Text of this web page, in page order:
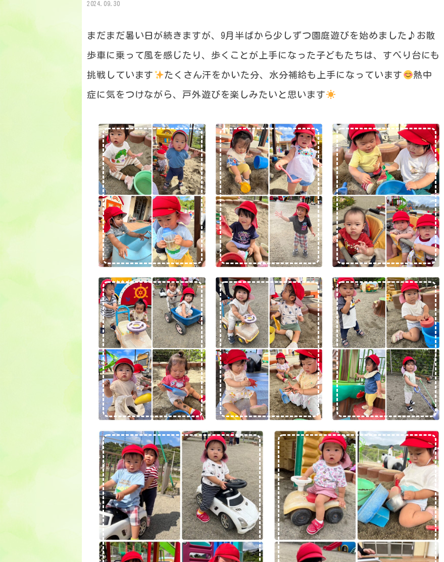
2024.09.30
まだまだ暑い日が続きますが、9月半ばから少しずつ園庭遊びを始めました♪お散
歩車に乗って風を感じたり、歩くことが上手になった子どもたちは、すべり台にも
挑戦しています たくさん汗をかいた分、水分補給も上手になっています 熱中
症に気をつけながら、戸外遊びを楽しみたいと思います